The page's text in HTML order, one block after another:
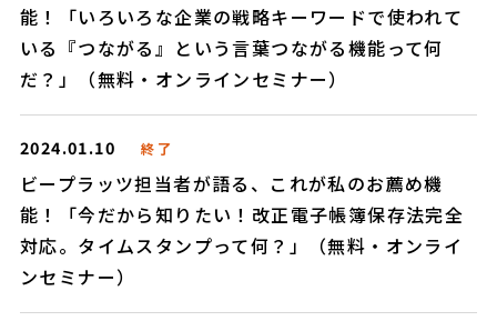
能！「いろいろな企業の戦略キーワードで使われて
いる『つながる』という言葉つながる機能って何
だ？」（無料・オンラインセミナー）
2024.01.10 終了
ビープラッツ担当者が語る、これが私のお薦め機
能！「今だから知りたい！改正電子帳簿保存法完全
対応。タイムスタンプって何？」（無料・オンライ
ンセミナー）